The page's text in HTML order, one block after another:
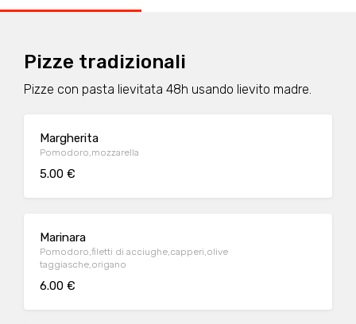
Pizze tradizionali
Pizze con pasta lievitata 48h usando lievito madre.
Margherita
Pomodoro,mozzarella
5.00 €
Marinara
Pomodoro,filetti di acciughe,capperi,olive
taggiasche,origano
6.00 €